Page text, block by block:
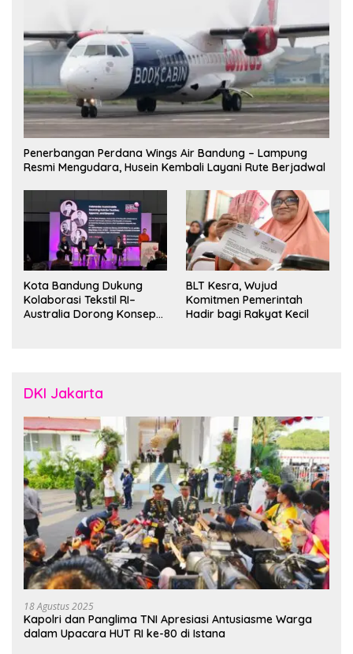
Penerbangan Perdana Wings Air Bandung – Lampung
Resmi Mengudara, Husein Kembali Layani Rute Berjadwal
Kota Bandung Dukung
Kolaborasi Tekstil RI–
Australia Dorong Konsep
BLT Kesra, Wujud
Komitmen Pemerintah
Hadir bagi Rakyat Kecil
DKI Jakarta
18 Agustus 2025
Kapolri dan Panglima TNI Apresiasi Antusiasme Warga
dalam Upacara HUT RI ke-80 di Istana